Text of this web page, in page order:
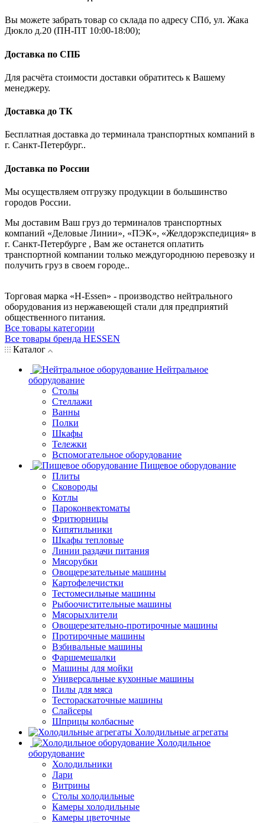
Вы можете забрать товар со склада по адресу СПб, ул. Жака
Дюкло д.20 (ПН-ПТ 10:00-18:00);
Доставка по СПБ
Для расчёта стоимости доставки обратитесь к Вашему
менеджеру.
Доставка до ТК
Бесплатная доставка до терминала транспортных компаний в
г. Санкт-Петербург..
Доставка по России
Мы осуществляем отгрузку продукции в большинство
городов России.
Мы доставим Ваш груз до терминалов транспортных
компаний «Деловые Линии», «ПЭК», «Желдорэкспедиция» в
г. Санкт-Петербурге , Вам же останется оплатить
транспортной компании только междугороднюю перевозку и
получить груз в своем городе..
Торговая марка «H-Essen» - производство нейтрального
оборудования из нержавеющей стали для предприятий
общественного питания.
Все товары категории
Все товары бренда HESSEN
Каталог
Нейтральное
оборудование
Столы
Стеллажи
Ванны
Полки
Шкафы
Тележки
Вспомогательное оборудование
Пищевое оборудование
Плиты
Сковороды
Котлы
Пароконвектоматы
Фритюрницы
Кипятильники
Шкафы тепловые
Линии раздачи питания
Мясорубки
Овощерезательные машины
Картофелечистки
Тестомесильные машины
Рыбоочистительные машины
Мясорыхлители
Овощерезательно-протирочные машины
Протирочные машины
Взбивальные машины
Фаршемешалки
Машины для мойки
Универсальные кухонные машины
Пилы для мяса
Тестораскаточные машины
Слайсеры
Шприцы колбасные
Холодильные агрегаты
Холодильное
оборудование
Холодильники
Лари
Витрины
Столы холодильные
Камеры холодильные
Камеры цветочные